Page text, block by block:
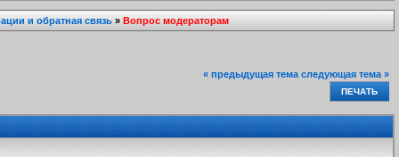
и обратная связь»Вопрос модераторам
« предыдущая тема следующая тема »
ПЕЧАТЬ